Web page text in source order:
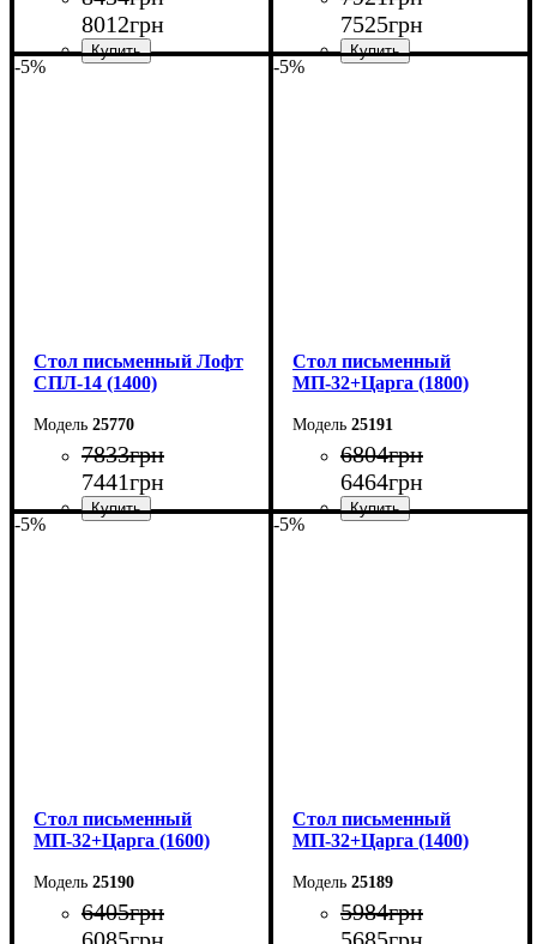
8012грн
7525грн
-5%
Стол письменный Лофт
СПЛ-14 (1400)
25770
7833грн
7441грн
-5%
Cтол письменный
МП-32+Царга (1800)
25191
6804грн
6464грн
-5%
Cтол письменный
МП-32+Царга (1600)
25190
6405грн
6085грн
-5%
Cтол письменный
МП-32+Царга (1400)
25189
5984грн
5685грн